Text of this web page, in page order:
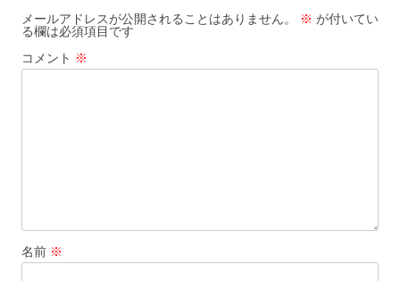
ョ
ン
メールアドレスが公開されることはありません。 ※ が付いてい
る欄は必須項目です
コメント ※
名前 ※